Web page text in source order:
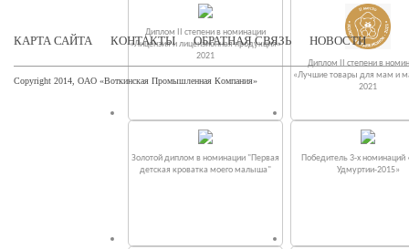
Диплом II степени в номинации
«Лицензия и лицензионная продукция»
2021
Диплом II степени в
«Лучшие товары для мам и
2021
Золотой диплом в номинации "Первая
детская кроватка моего малыша"
Победитель 3-х номинаций
Удмуртии-2015»
КАРТА САЙТА КОНТАКТЫ ОБРАТНАЯ СВЯЗЬ НОВОСТИ
Copyright 2014, ОАО «Воткинская Промышленная Компания»